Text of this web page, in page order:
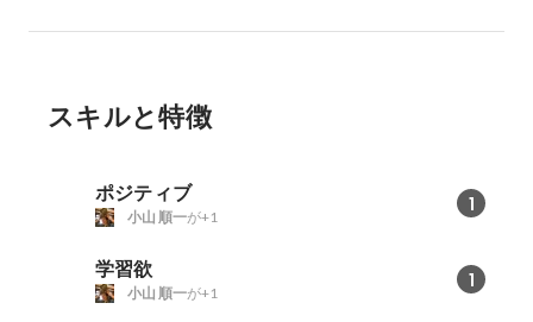
スキルと特徴
ポジティブ 1
小山 順一が+1
学習欲 1
小山 順一が+1